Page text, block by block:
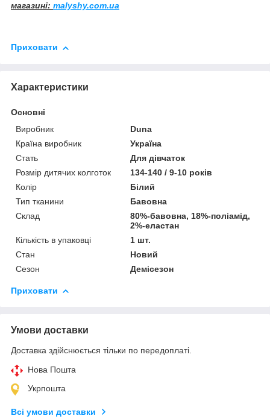
магазині: malyshy.com.ua
Приховати
Характеристики
Основні
Виробник
Duna
Країна виробник
Україна
Стать
Для дівчаток
Розмір дитячих колготок
134-140 / 9-10 років
Колір
Білий
Тип тканини
Бавовна
Склад
80%-бавовна, 18%-поліамід,
2%-еластан
Кількість в упаковці
1 шт.
Стан
Новий
Сезон
Демісезон
Приховати
Умови доставки
Доставка здійснюється тільки по передоплаті.
Нова Пошта
Укрпошта
Всі умови доставки